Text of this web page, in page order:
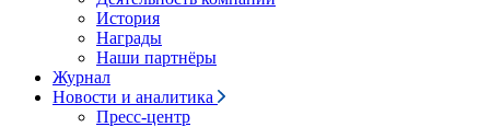
История
Награды
Наши партнёры
Журнал
Новости и аналитика
Пресс-центр